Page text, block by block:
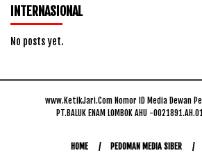
INTERNASIONAL
No posts yet.
www.KetikJari.Com Nomor ID Media Dewan
PT.BALUK ENAM LOMBOK AHU -
HOME PEDOMAN MEDIA SIBER